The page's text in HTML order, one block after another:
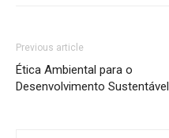
Previous article
Ética Ambiental para o
Desenvolvimento Sustentável